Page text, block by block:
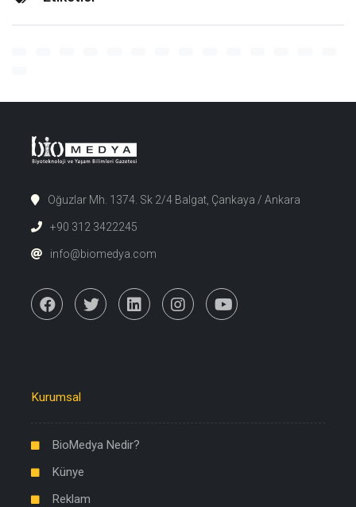
Oğuzlar Mh. 1374. Sk 2/4 Balgat, Çankaya / Ankara
+90 312 3422245
info@biomedya.com
Kurumsal
BioMedya Nedir?
Künye
Reklam